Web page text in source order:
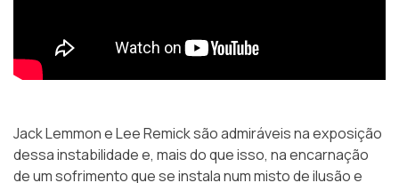
Jack Lemmon e Lee Remick são admiráveis na exposição
dessa instabilidade e, mais do que isso, na encarnação
de um sofrimento que se instala num misto de ilusão e